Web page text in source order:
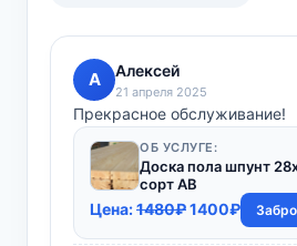
А Алексей
21 апреля 2025
Прекрасное обслуживание!
ОБ УСЛУГЕ:
Доска пола шпунт
сорт АВ
Цена:1480₽1400₽
цена: